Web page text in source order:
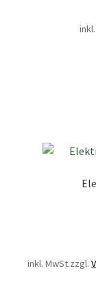
inkl. MwSt.zzgl.